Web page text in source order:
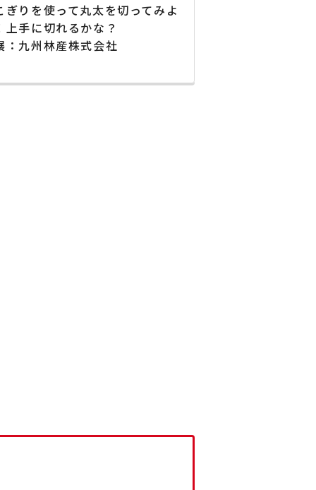
ぎりを使って丸太を切ってみよ
上手に切れるかな？
：九州林産株式会社